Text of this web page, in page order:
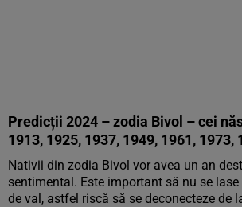
Predicții 2024 – zodia Bivol – cei
1913, 1925, 1937, 1949, 1961, 1973,
Nativii din zodia Bivol vor avea un an
sentimental. Este important să nu se
de val, astfel riscă să se deconecteze de